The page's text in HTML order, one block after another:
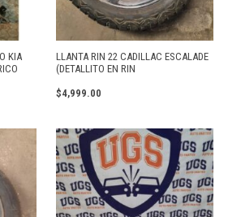
KIA
LLANTA RIN 22 CADILLAC ESCALADE
(DETALLITO EN RIN
$4,999.00